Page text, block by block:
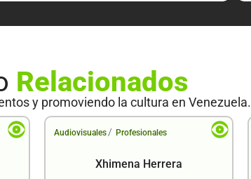
Relacionados
y promoviendo la cultura en Venezuela.
Audiovisuales / Profesionales
Xhimena Herrera